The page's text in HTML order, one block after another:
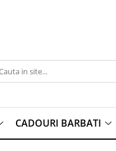
CADOURI BARBATI